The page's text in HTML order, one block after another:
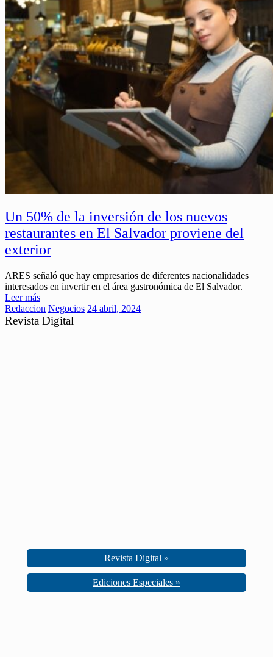
Un 50% de la inversión de los nuevos
restaurantes en El Salvador proviene del
exterior
ARES señaló que hay empresarios de diferentes nacionalidades
interesados en invertir en el área gastronómica de El Salvador.
Leer más
Redaccion Negocios 24 abril, 2024
Revista Digital
Revista Digital »
Ediciones Especiales »